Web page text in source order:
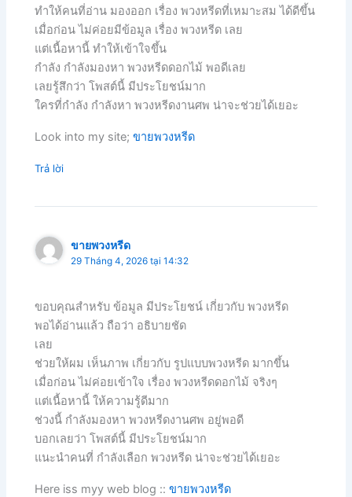
ทำให้คนที่อ่าน มองออก เรื่อง พวงหรีดที่เหมาะสม ได้ดีขึ้น
เมื่อก่อน ไม่ค่อยมีข้อมูล เรื่อง พวงหรีด เลย
แต่เนื้อหานี้ ทำให้เข้าใจขึ้น
กำลัง กำลังมองหา พวงหรีดดอกไม้ พอดีเลย
เลยรู้สึกว่า โพสต์นี้ มีประโยชน์มาก
ใครที่กำลัง กำลังหา พวงหรีดงานศพ น่าจะช่วยได้เยอะ
Look into my site;ขายพวงหรีด
Trả lời
ขายพวงหรีด
29 Tháng 4, 2026 tại 14:32
ขอบคุณสำหรับ ข้อมูล มีประโยชน์ เกี่ยวกับ พวงหรีด
พอได้อ่านแล้ว ถือว่า อธิบายชัด
เลย
ช่วยให้ผม เห็นภาพ เกี่ยวกับ รูปแบบพวงหรีด มากขึ้น
เมื่อก่อน ไม่ค่อยเข้าใจ เรื่อง พวงหรีดดอกไม้ จริงๆ
แต่เนื้อหานี้ ให้ความรู้ดีมาก
ช่วงนี้ กำลังมองหา พวงหรีดงานศพ อยู่พอดี
บอกเลยว่า โพสต์นี้ มีประโยชน์มาก
แนะนำคนที่ กำลังเลือก พวงหรีด น่าจะช่วยได้เยอะ
Here iss myy web blog ::ขายพวงหรีด